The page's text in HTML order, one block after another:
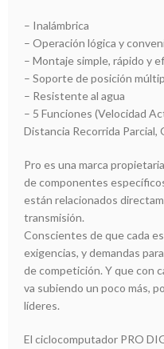
– Inalámbrica
– Operación lógica y
– Montaje simple, rápido y
– Soporte de posición
– Resistente al agua
– 5 Funciones (Velocidad
Distancia Recorrida
Pro es una marca
de componentes
están relacionados
transmisión.
Conscientes de que cada
exigencias, y demandas
de competición. Y que con
va subiendo un poco más,
líderes.
El ciclocomputador PRO